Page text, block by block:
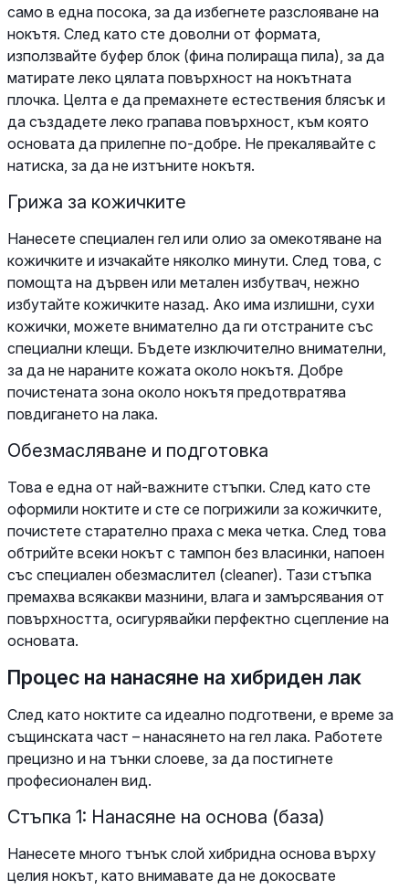
само в една посока, за да избегнете разслояване на
нокътя. След като сте доволни от формата,
използвайте буфер блок (фина полираща пила), за да
матирате леко цялата повърхност на нокътната
плочка. Целта е да премахнете естествения блясък и
да създадете леко грапава повърхност, към която
основата да прилепне по-добре. Не прекалявайте с
натиска, за да не изтъните нокътя.
Грижа за кожичките
Нанесете специален гел или олио за омекотяване на
кожичките и изчакайте няколко минути. След това, с
помощта на дървен или метален избутвач, нежно
избутайте кожичките назад. Ако има излишни, сухи
кожички, можете внимателно да ги отстраните със
специални клещи. Бъдете изключително внимателни,
за да не нараните кожата около нокътя. Добре
почистената зона около нокътя предотвратява
повдигането на лака.
Обезмасляване и подготовка
Това е една от най-важните стъпки. След като сте
оформили ноктите и сте се погрижили за кожичките,
почистете старателно праха с мека четка. След това
обтрийте всеки нокът с тампон без власинки, напоен
със специален обезмаслител (cleaner). Тази стъпка
премахва всякакви мазнини, влага и замърсявания от
повърхността, осигурявайки перфектно сцепление на
основата.
Процес на нанасяне на хибриден лак
След като ноктите са идеално подготвени, е време за
същинската част – нанасянето на гел лака. Работете
прецизно и на тънки слоеве, за да постигнете
професионален вид.
Стъпка 1: Нанасяне на основа (база)
Нанесете много тънък слой хибридна основа върху
целия нокът, като внимавате да не докосвате